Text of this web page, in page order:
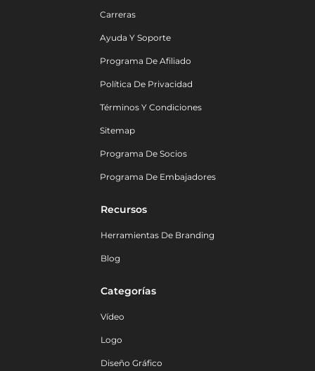
Carreras
Ayuda Y Soporte
Programa De Afiliado
Política De Privacidad
Términos Y Condiciones
Sitemap
Programa De Socios
Programa De Embajadores
Recursos
Herramientas De Branding
Blog
Categorías
Vídeo
Logo
Diseño Gráfico